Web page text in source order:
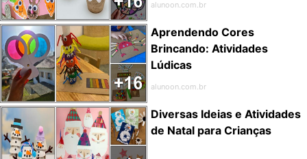
alunoon.com.br
Aprendendo Cores
Brincando: Atividades
Lúdicas
alunoon.com.br
Diversas Ideias e Atividades
de Natal para Crianças